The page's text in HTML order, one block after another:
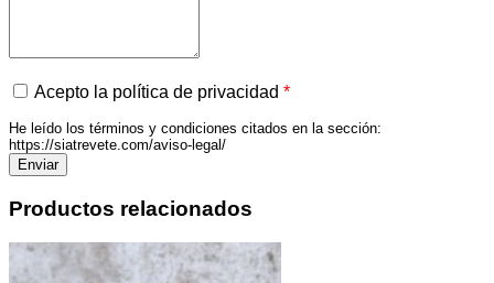
Acepto la política de privacidad *
He leído los términos y condiciones citados en la sección:
https://siatrevete.com/aviso-legal/
Productos relacionados